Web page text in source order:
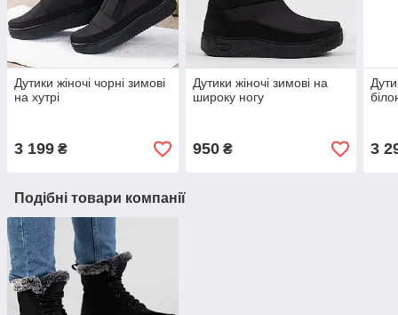
Дутики жіночі чорні зимові
на хутрі
3 199 ₴
Дутики жіночі зимові на
широку ногу
950₴ 3
Подібні товари компанії